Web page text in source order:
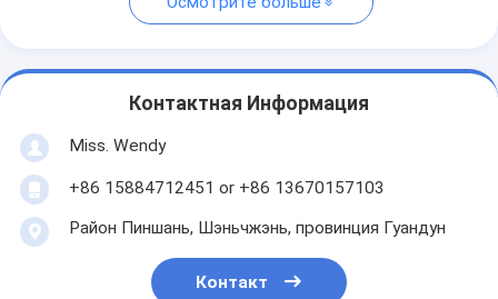
Контактная Информация
Miss. Wendy
+86 15884712451 or +86 13670157103
Район Пиншань, Шэньчжэнь, провинция Гуандун
Контакт